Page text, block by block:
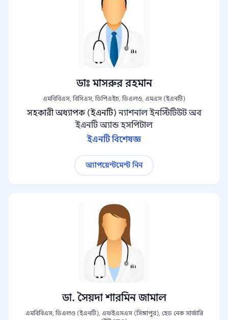
ডাঃ মাসরুর রহমান
এমবিবিএস, বিসিএস, ডিপিএইচ, ডিএলও, এমএস (ইএনটি)
সহকারী অধ্যাপক (ইএনটি) ন্যাশনাল ইনস্টিটিউট অব
ইএনটি অ্যান্ড হসপিটাল
ইএনটি বিশেষজ্ঞ
অ্যাপয়েন্টমেন্ট নিন
ডা. সৈয়দা শারমিন জামাল
এমবিবিএস, ডিএলও (ইএনটি), এফইএসএস (সিঙ্গাপুর), হেড নেক সার্জারি